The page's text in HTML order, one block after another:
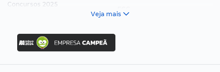
Concursos 2025
Concurso Ibama
Concurso MPU
Editais publicados
Veja mais